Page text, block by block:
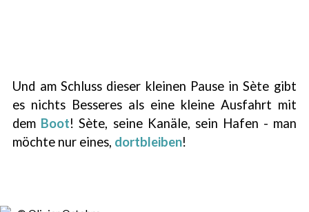
Und am Schluss dieser kleinen Pause in Sète gibt
es nichts Besseres als eine kleine Ausfahrt mit
dem Boot! Sète, seine Kanäle, sein Hafen - man
möchte nur eines, dortbleiben!